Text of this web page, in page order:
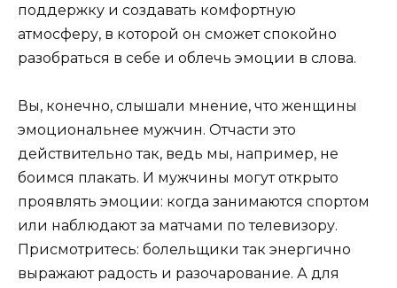
поддержку и создавать комфортную
атмосферу, в которой он сможет спокойно
разобраться в себе и облечь эмоции в слова.
Вы, конечно, слышали мнение, что женщины
эмоциональнее мужчин. Отчасти это
действительно так, ведь мы, например, не
боимся плакать. И мужчины могут открыто
проявлять эмоции: когда занимаются спортом
или наблюдают за матчами по телевизору.
Присмотритесь: болельщики так энергично
выражают радость и разочарование. А для